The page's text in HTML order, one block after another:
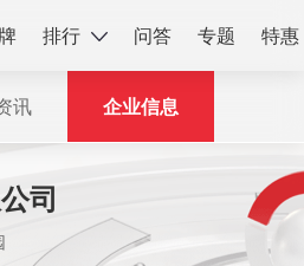
排行 问答 专题 特惠
讯 企业信息
司